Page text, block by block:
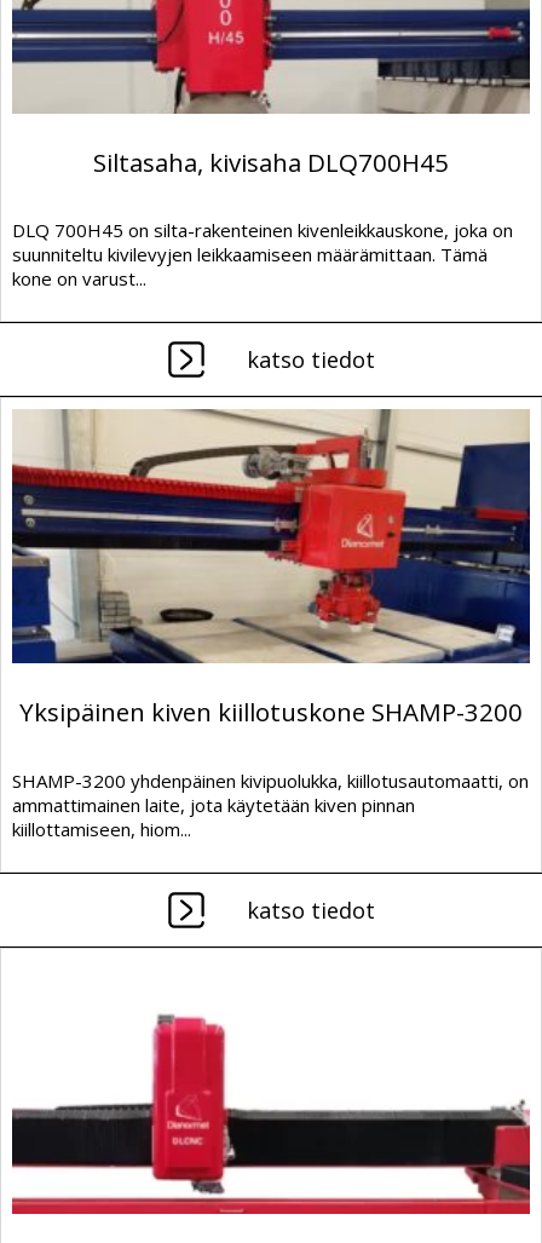
Siltasaha, kivisaha DLQ700H45
DLQ 700H45 on silta-rakenteinen kivenleikkauskone, joka on
suunniteltu kivilevyjen leikkaamiseen määrämittaan. Tämä
kone on varust...
katso tiedot
Yksipäinen kiven kiillotuskone SHAMP-3200
SHAMP-3200 yhdenpäinen kivipuolukka, kiillotusautomaatti, on
ammattimainen laite, jota käytetään kiven pinnan
kiillottamiseen, hiom...
katso tiedot